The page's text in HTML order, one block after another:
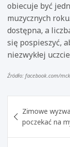
obiecuje być
muzycznych
dostępna, a
się pospieszyć,
niezwykłej
Źródło: facebook.com/
wpisu
Zimowe
poczekać na